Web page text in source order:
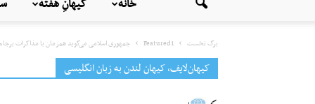
کیهانِ هفته خانه
برگ نخست Featured1 جمهوری اسلامی می‌گوید همزمان با مذاکرات
کیهان‌لایف، کیهان لندن به زبان انگلیسی